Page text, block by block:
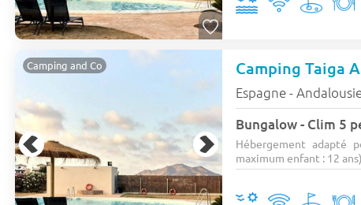
Camping and Co Camping Taiga
Espagne -
Bungalow - Clim 5
Hébergement adapté
maximum enfant : 12